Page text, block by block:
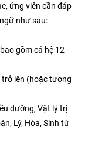
ứng viên cần đáp
như sau:
gồm cả hệ 12
lên (hoặc tương
dưỡng, Vật lý trị
Lý, Hóa, Sinh từ